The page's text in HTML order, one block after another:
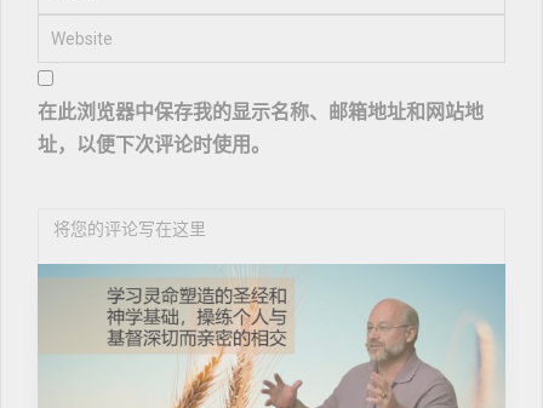
在此浏览器中保存我的显示名称、邮箱地址和网站地
址，以便下次评论时使用。